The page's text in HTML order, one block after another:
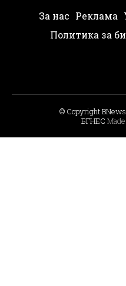
За нас Реклама
Политика за
© Copyright
БГНЕС